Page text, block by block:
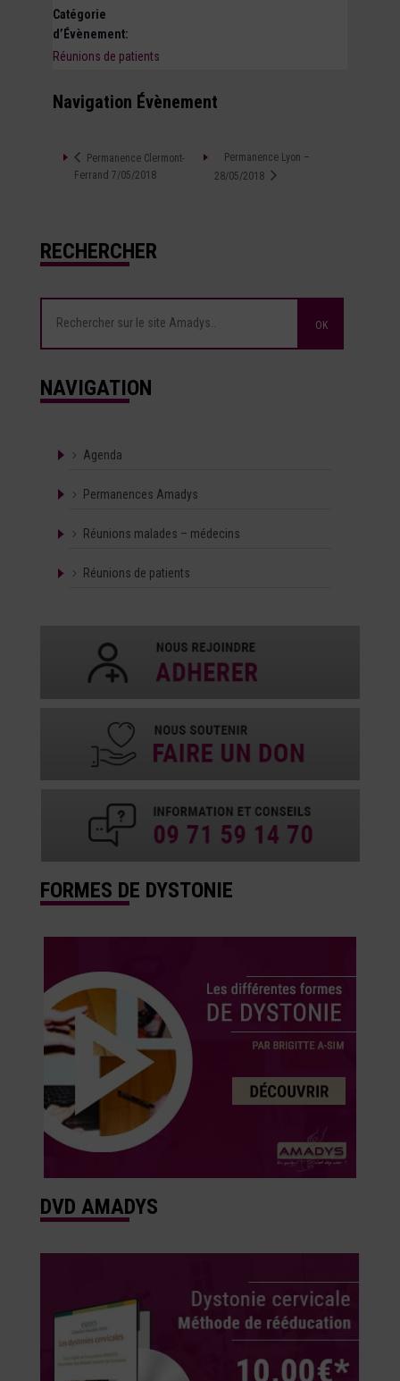
Catégorie
d’Évènement:
Réunions de patients
Navigation Évènement
Permanence Clermont-
Ferrand 7/05/2018
Permanence Lyon –
28/05/2018
RECHERCHER
NAVIGATION
Agenda
Permanences Amadys
Réunions malades – médecins
Réunions de patients
FORMES DE DYSTONIE
DVD AMADYS